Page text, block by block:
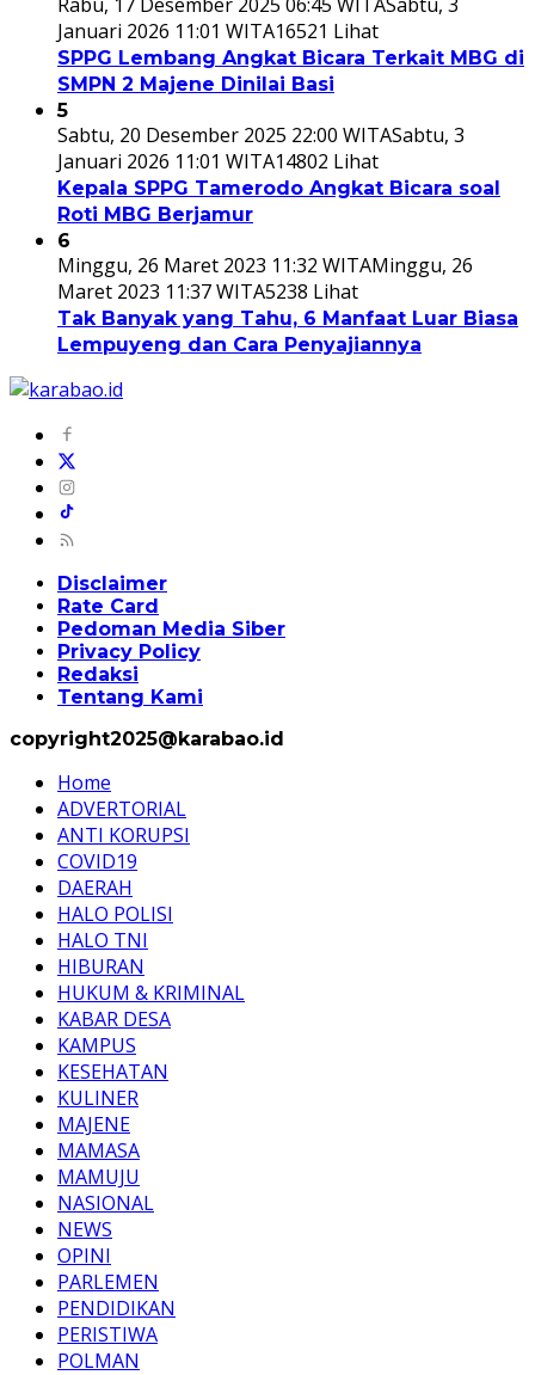
Januari 2026 11:01 WITA16521 Lihat
SPPG Lembang Angkat Bicara Terkait MBG di
SMPN 2 Majene Dinilai Basi
5
Sabtu, 20 Desember 2025 22:00 WITASabtu, 3
Januari 2026 11:01 WITA14802 Lihat
Kepala SPPG Tamerodo Angkat Bicara soal
Roti MBG Berjamur
6
Minggu, 26 Maret 2023 11:32 WITAMinggu, 26
Maret 2023 11:37 WITA5238 Lihat
Tak Banyak yang Tahu, 6 Manfaat Luar Biasa
Lempuyeng dan Cara Penyajiannya
Disclaimer
Rate Card
Pedoman Media Siber
Privacy Policy
Redaksi
Tentang Kami
copyright2025@karabao.id
Home
ADVERTORIAL
ANTI KORUPSI
COVID19
DAERAH
HALO POLISI
HALO TNI
HIBURAN
HUKUM & KRIMINAL
KABAR DESA
KAMPUS
KESEHATAN
KULINER
MAJENE
MAMASA
MAMUJU
NASIONAL
NEWS
OPINI
PARLEMEN
PENDIDIKAN
PERISTIWA
POLMAN